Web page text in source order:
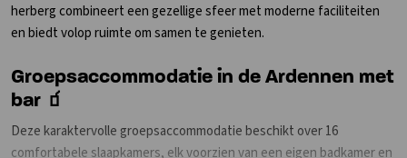
herberg combineert een gezellige sfeer met moderne faciliteiten
en biedt volop ruimte om samen te genieten.
Groepsaccommodatie in de Ardennen met
bar 🧃
Deze karaktervolle groepsaccommodatie beschikt over 16
comfortabele slaapkamers, elk voorzien van een eigen badkamer en